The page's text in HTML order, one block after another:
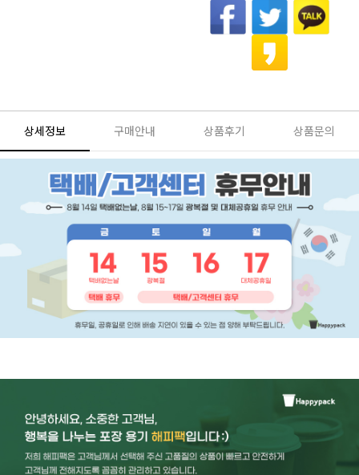
상세정보 구매안내 상품후기 상품문의